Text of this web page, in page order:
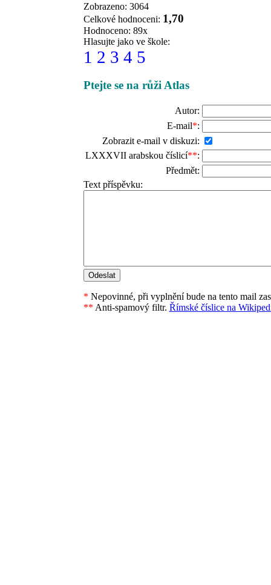
Zobrazeno: 3064
Celkové hodnoceni: 1,70
Hodnoceno: 89x
Hlasujte jako ve škole:
1 2 3 4 5
Ptejte se na růži Atlas
Autor:
E-mail*:
Zobrazit e-mail v diskuzi:
LXXXVII arabskou číslicí**:
Předmět:
Text příspěvku:
* Nepovinné, při vyplnění bude na tento mail
** Anti-spamový filtr. Římské číslice na